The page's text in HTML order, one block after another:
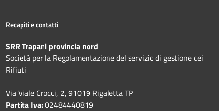
Recapiti e contatti
SRR Trapani provincia nord
Società per la Regolamentazione del servizio di gestione dei
Rifiuti
Via Viale Crocci, 2, 91019 Rigaletta TP
Partita Iva:02484440819